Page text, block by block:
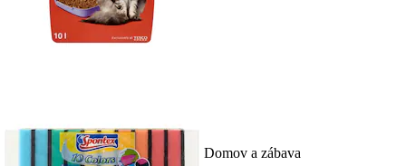
Domov a zábava